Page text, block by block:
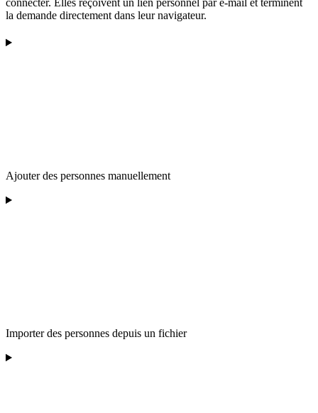
connecter. Elles reçoivent un lien personnel par e-mail et terminent
la demande directement dans leur navigateur.
Ajouter des personnes manuellement
Importer des personnes depuis un fichier